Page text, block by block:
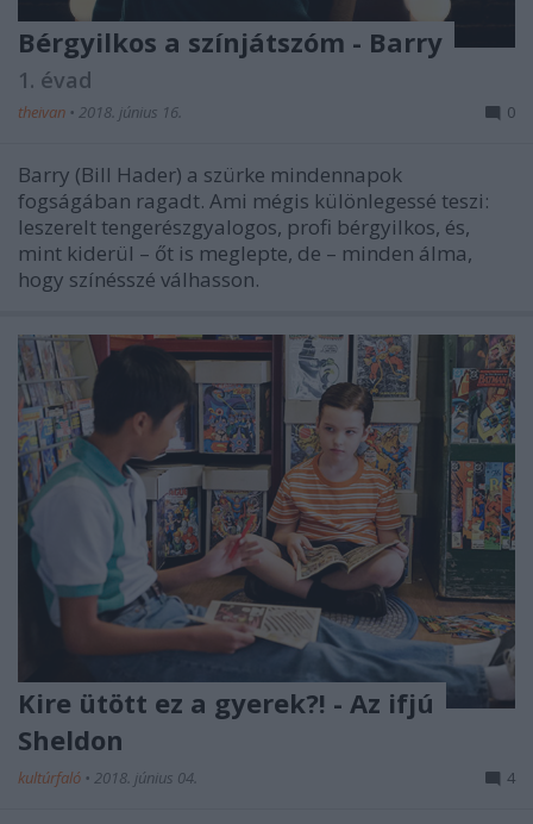
Bérgyilkos a színjátszóm - Barry
1. évad
theivan • 2018. június 16. 0
Barry (Bill Hader) a szürke mindennapok
fogságában ragadt. Ami mégis különlegessé teszi:
leszerelt tengerészgyalogos, profi bérgyilkos, és,
mint kiderül – őt is meglepte, de – minden álma,
hogy színésszé válhasson.
Kire ütött ez a gyerek?! - Az ifjú
Sheldon
kultúrfaló • 2018. június 04. 4